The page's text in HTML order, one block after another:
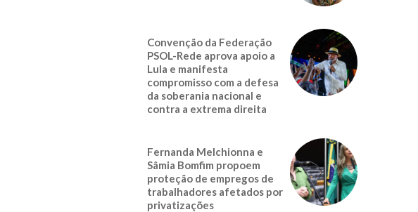
Convenção da Federação
PSOL-Rede aprova apoio a
Lula e manifesta
compromisso com a defesa
da soberania nacional e
contra a extrema direita
Fernanda Melchionna e
Sâmia Bomfim propoem
proteção de empregos de
trabalhadores afetados por
privatizações